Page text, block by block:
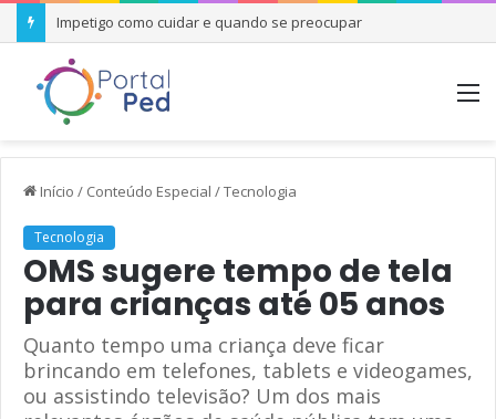
Impetigo como cuidar e quando se preocupar
Início / Conteúdo Especial /Tecnologia
Tecnologia
OMS sugere tempo de tela
para crianças até 05 anos
Quanto tempo uma criança deve ficar
brincando em telefones, tablets e videogames,
ou assistindo televisão? Um dos mais